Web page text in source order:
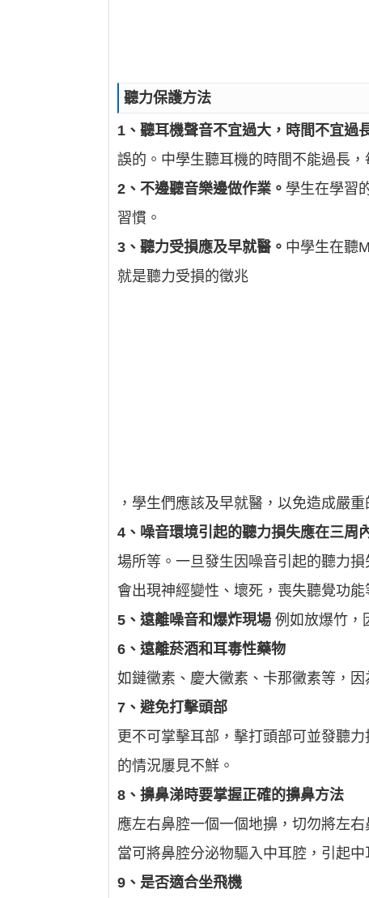
聽力保護方法
1、聽耳機聲音不宜過大，時間不宜過
誤的。中學生聽耳機的時間不能過長
2、不邊聽音樂邊做作業。 學生在學習
習慣。
3、聽力受損應及早就醫。 中學生在聽
就是聽力受損的徵兆
，學生們應該及早就醫，以免造成嚴重
4、噪音環境引起的聽力損失應在三周
場所等。一旦發生因噪音引起的聽力
會出現神經變性、壞死，喪失聽覺功能
5、遠離噪音和爆炸現場 例如放爆竹，
6、遠離菸酒和耳毒性藥物
如鏈黴素、慶大黴素、卡那黴素等，
7、避免打擊頭部
更不可掌擊耳部，擊打頭部可並發聽
的情況屢見不鮮。
8、擤鼻涕時要掌握正確的擤鼻方法
應左右鼻腔一個一個地擤，切勿將左
當可將鼻腔分泌物驅入中耳腔，引起中
9、是否適合坐飛機